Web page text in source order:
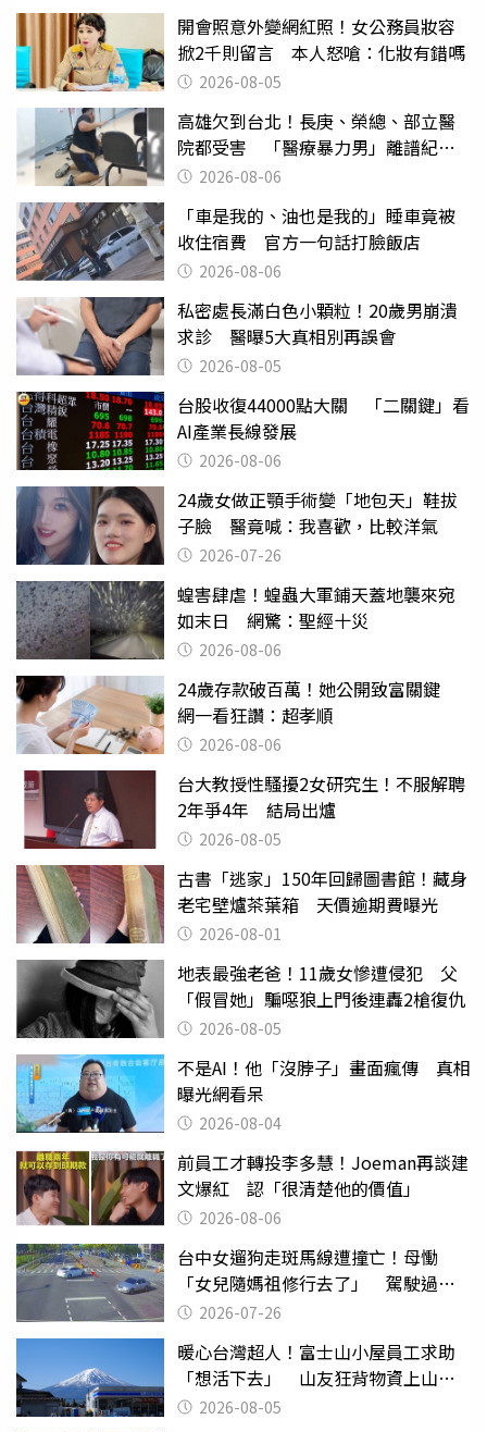
開會照意外變網紅照！女公務員妝容
掀2千則留言 本人怒嗆：化妝有錯嗎
2026-08-05
高雄欠到台北！長庚、榮總、部立醫
院都受害 「醫療暴力男」離譜紀錄
曝光2026-08-06
「車是我的、油也是我的」睡車竟被
收住宿費 官方一句話打臉飯店
2026-08-06
私密處長滿白色小顆粒！20歲男崩潰
求診 醫曝5大真相別再誤會
2026-08-05
台股收復44000點大關 「二關鍵」看
AI產業長線發展
2026-08-06
24歲女做正顎手術變「地包天」鞋拔
子臉 醫竟喊：我喜歡，比較洋氣
2026-07-26
蝗害肆虐！蝗蟲大軍鋪天蓋地襲來宛
如末日 網驚：聖經十災
2026-08-06
24歲存款破百萬！她公開致富關鍵
網一看狂讚：超孝順
2026-08-06
台大教授性騷擾2女研究生！不服解聘
2年爭4年 結局出爐
2026-08-05
古書「逃家」150年回歸圖書館！藏身
老宅壁爐茶葉箱 天價逾期費曝光
2026-08-01
地表最強老爸！11歲女慘遭侵犯 父
「假冒她」騙噁狼上門後連轟2槍復仇
2026-08-05
不是AI！他「沒脖子」畫面瘋傳 真相
曝光網看呆
2026-08-04
前員工才轉投李多慧！Joeman再談建
文爆紅 認「很清楚他的價值」
2026-08-06
台中女遛狗走斑馬線遭撞亡！母慟
「女兒隨媽祖修行去了」 駕駛過失
致死判9月
2026-07-26
暖心台灣超人！富士山小屋員工求助
「想活下去」 山友狂背物資上山：
台灣真的是寶島
2026-08-05